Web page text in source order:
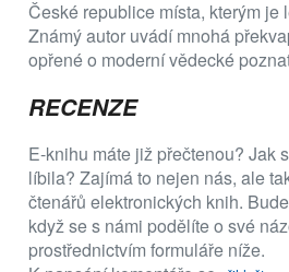
České republice místa, kterým je
Známý autor uvádí mnohá
opřené o moderní vědecké
RECENZE
E-knihu máte již přečtenou? Jak
líbila? Zajímá to nejen nás, ale
čtenářů elektronických knih.
když se s námi podělíte o své
prostřednictvím formuláře níže.